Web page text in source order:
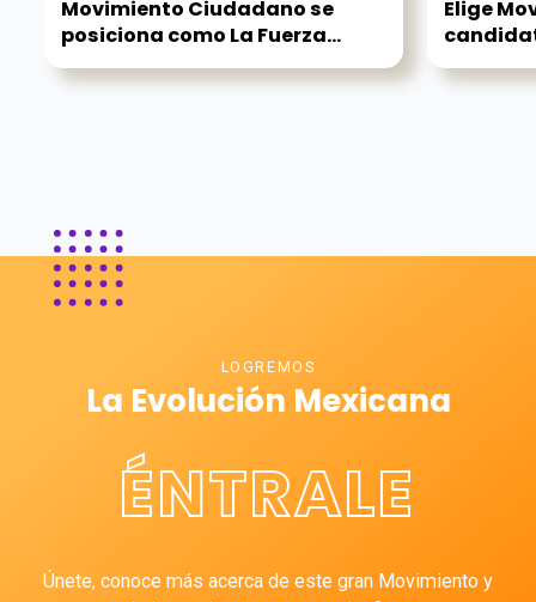
Movimiento Ciudadano se
posiciona como La Fuerza...
Elige
LOGREMOS
La Evolución Mexicana
ÉNTRALE
Únete, conoce más acerca de este gran Movimiento y